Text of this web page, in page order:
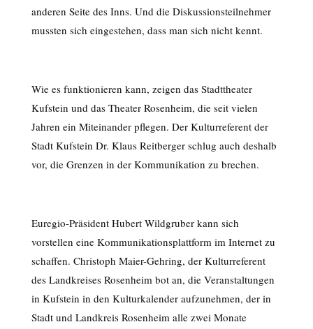
anderen Seite des Inns. Und die Diskussionsteilnehmer
mussten sich eingestehen, dass man sich nicht kennt.
Wie es funktionieren kann, zeigen das Stadttheater
Kufstein und das Theater Rosenheim, die seit vielen
Jahren ein Miteinander pflegen. Der Kulturreferent der
Stadt Kufstein Dr. Klaus Reitberger schlug auch deshalb
vor, die Grenzen in der Kommunikation zu brechen.
Euregio-Präsident Hubert Wildgruber kann sich
vorstellen eine Kommunikationsplattform im Internet zu
schaffen. Christoph Maier-Gehring, der Kulturreferent
des Landkreises Rosenheim bot an, die Veranstaltungen
in Kufstein in den Kulturkalender aufzunehmen, der in
Stadt und Landkreis Rosenheim alle zwei Monate